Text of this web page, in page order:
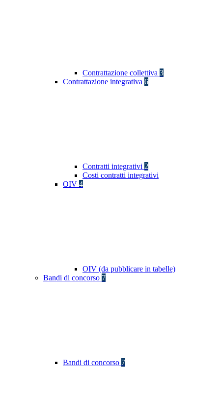
Contrattazione collettiva 3
Contrattazione integrativa 6
Contratti integrativi 2
Costi contratti integrativi
OIV 4
OIV (da pubblicare in tabelle)
Bandi di concorso 7
Bandi di concorso 7